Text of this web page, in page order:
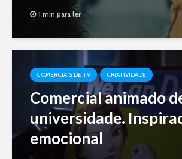
1 min para ler
COMERCIAIS DE TV CRIATIVIDADE
Comercial animado
universidade.
emocional